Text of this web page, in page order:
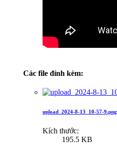
Các file đính kèm:
upload_2024-8-13_10-57-9.png
Kích thước:
195.5 KB